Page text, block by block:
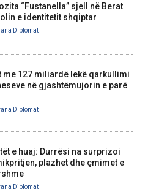
“Fustanella” sjell në Berat
e identitetit shqiptar
Diplomat
me 127 miliardë lekë qarkullimi
në gjashtëmujorin e parë
Diplomat
e huaj: Durrësi na surprizoi
plazhet dhe çmimet e
Diplomat